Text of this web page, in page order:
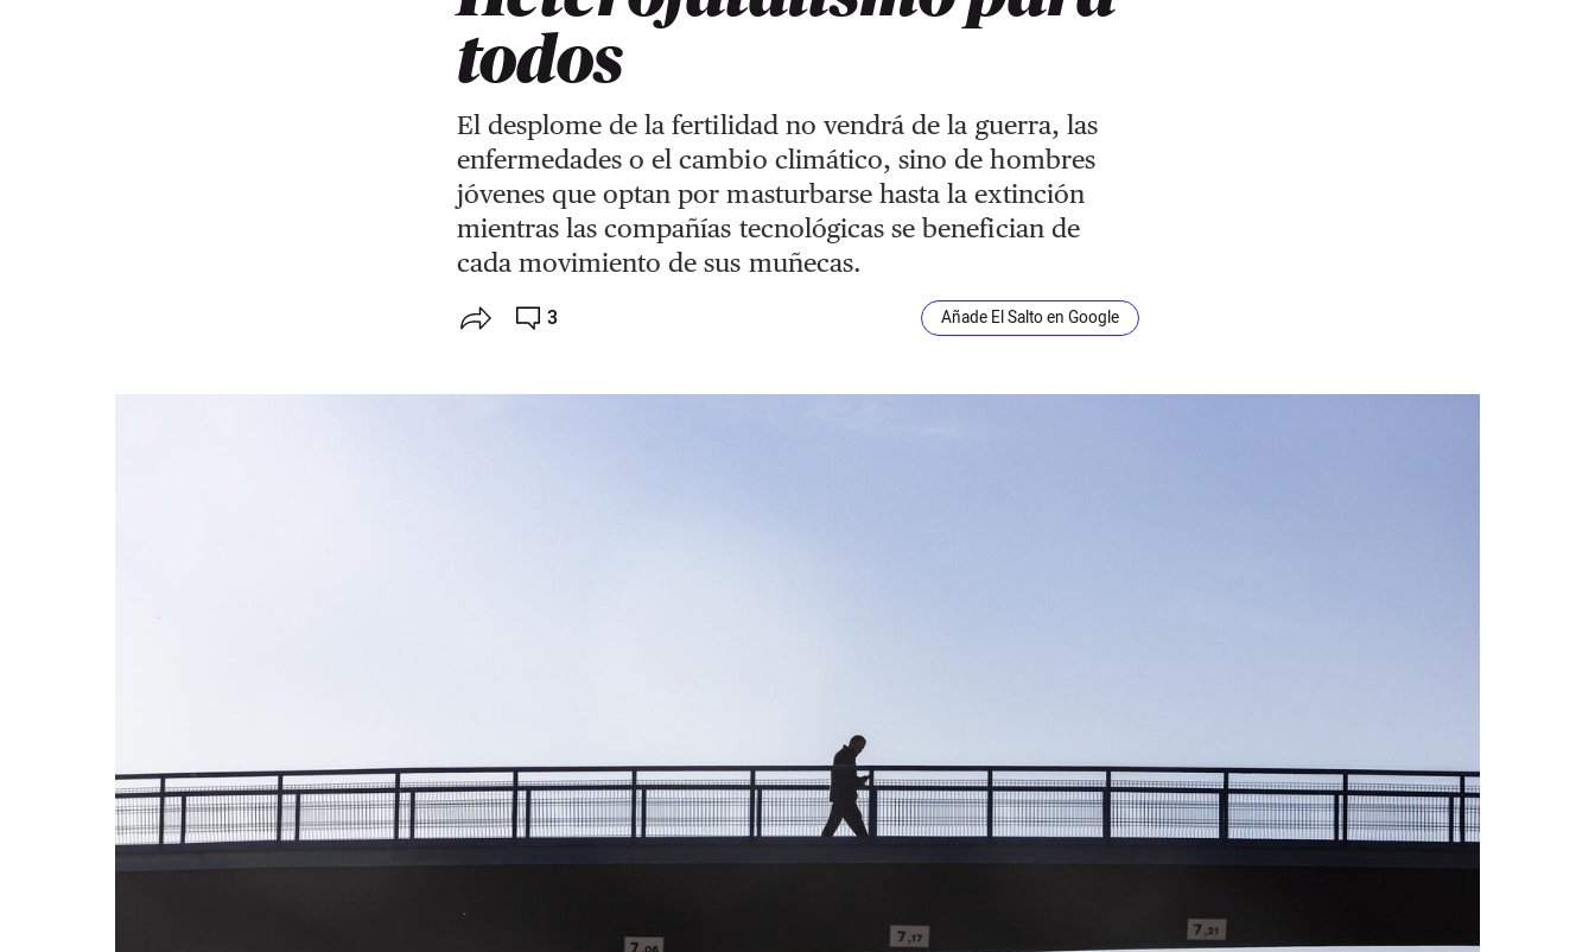
todos
El desplome de la fertilidad no vendrá de la guerra, las
enfermedades o el cambio climático, sino de hombres
jóvenes que optan por masturbarse hasta la extinción
mientras las compañías tecnológicas se benefician de
cada movimiento de sus muñecas.
3 Añade El Salto en Google